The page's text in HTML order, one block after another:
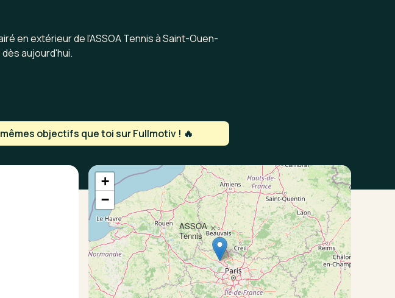
en extérieur de l'ASSOA Tennis à Saint-Ouen-
aujourd'hui.
objectifs que toi sur Fullmotiv ! 🔥
ASSOA
Tennis
×
+
−